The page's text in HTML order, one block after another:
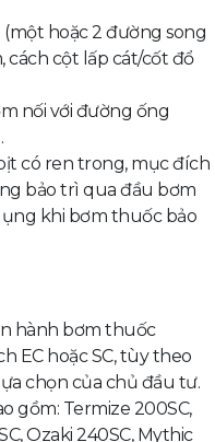
hoặc 2 đường song
cách cột lấp cát/cốt đổ
nối với đường ống
có ren trong, mục đích
bảo trì qua đầu bơm
khi bơm thuốc bảo
hành bơm thuốc
EC hoặc SC, tùy theo
chọn của chủ đầu tư.
gồm: Termize 200SC,
Ozaki 240SC, Mythic